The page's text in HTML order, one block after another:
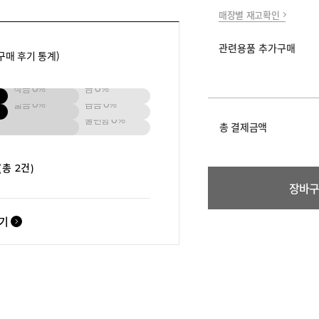
매 후기 통계)
작음0% 큼0%
넓음 0% 좁음0%
불편함 0%
2건)
매장별 재고확인
관련용품 추가구매
총 결제금액
장바